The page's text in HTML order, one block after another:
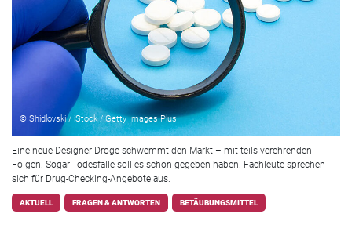
© Shidlovski / iStock / Getty Images Plus
Eine neue Designer-Droge schwemmt den Markt – mit teils verehrenden
Folgen. Sogar Todesfälle soll es schon gegeben haben. Fachleute sprechen
sich für Drug-Checking-Angebote aus.
AKTUELL FRAGEN & ANTWORTEN BETÄUBUNGSMITTEL